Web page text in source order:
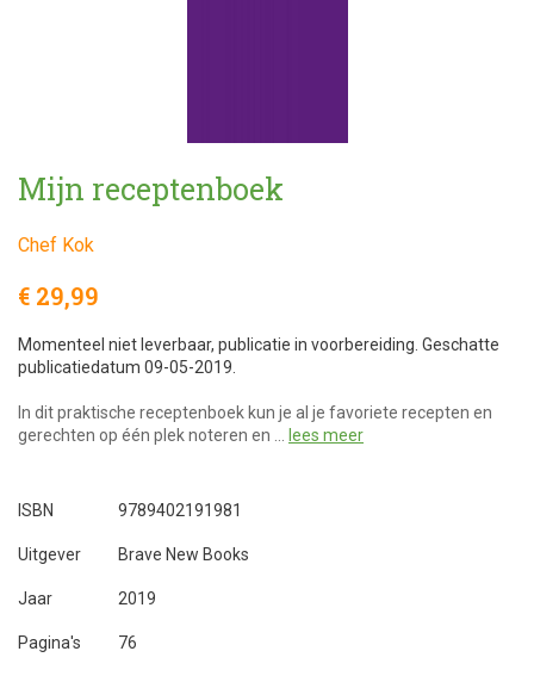
Mijn receptenboek
Chef Kok
€ 29,99
Momenteel niet leverbaar, publicatie in voorbereiding. Geschatte
publicatiedatum 09-05-2019.
In dit praktische receptenboek kun je al je favoriete recepten en
gerechten op één plek noteren en … lees meer
ISBN 9789402191981
Uitgever Brave New Books
Jaar 2019
Pagina's 76